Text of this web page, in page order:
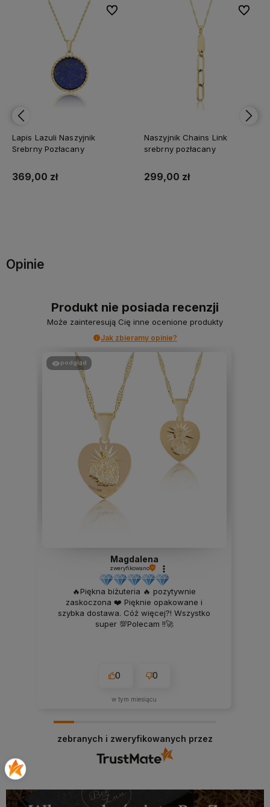
Lapis Lazuli Naszyjnik
Srebrny Pozłacany
369,00 zł
Do ulubionych
Do ulubionych
Naszyjnik Chains Link
srebrny pozłacany
299,00 zł
Do
Do
Opinie
Produkt nie posiada recenzji
Może zainteresują Cię inne ocenione produkty
Jak zbieramy opinie?
podgląd
Magdalena
zweryfikowano
🔥Piękna biżuteria 🔥 pozytywnie
zaskoczona ❤️ Pięknie opakowane i
szybka dostawa. Cóż więcej?! Wszystko
super 💯Polecam !!🚀
0 0
w tym miesiącu
zebranych i zweryfikowanych przez